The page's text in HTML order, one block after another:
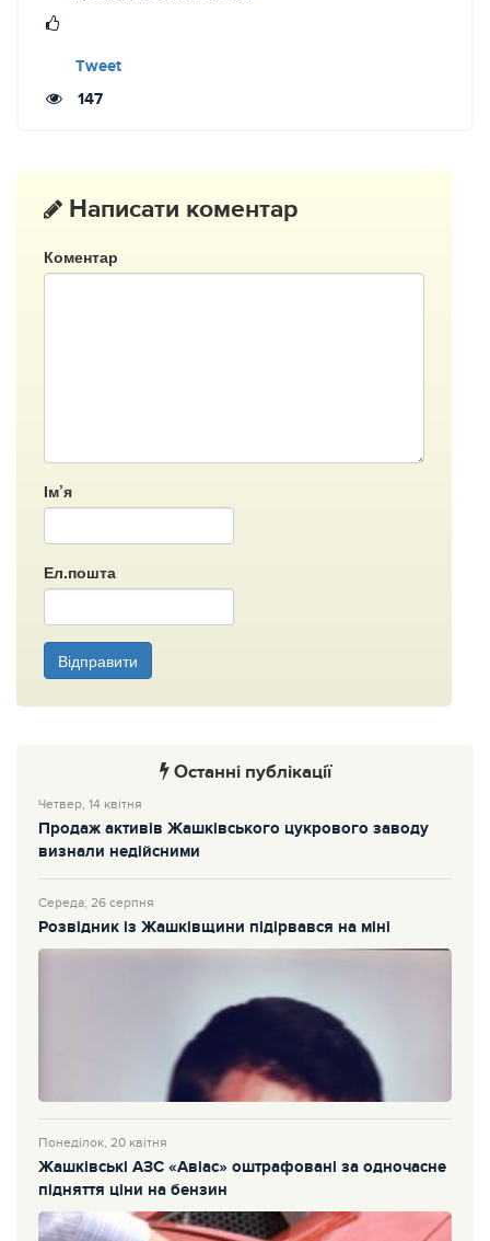
Tweet
147
Написати коментар
Коментар
Ім’я
Ел.пошта
Відправити
Останні публікації
Четвер, 14 квітня
Продаж активів Жашківського цукрового заводу
визнали недійсними
Середа, 26 серпня
Розвідник із Жашківщини підірвався на міні
Понеділок, 20 квітня
Жашківські АЗС «Авіас» оштрафовані за одночасне
підняття ціни на бензин